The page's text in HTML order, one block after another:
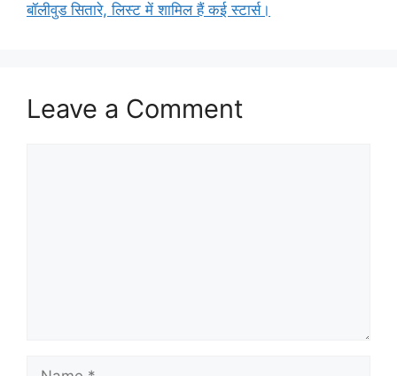
बॉलीवुड सितारे, लिस्ट में शामिल हैं कई स्टार्स।
Leave a Comment
Name